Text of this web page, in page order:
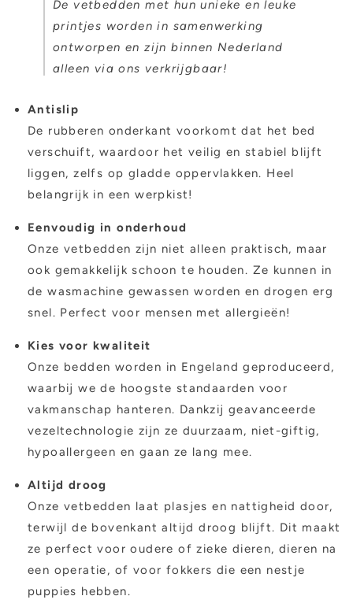
De vetbedden met hun unieke en leuke
printjes worden in samenwerking
ontworpen en zijn binnen Nederland
alleen via ons verkrijgbaar!
Antislip
De rubberen onderkant voorkomt dat het bed
verschuift, waardoor het veilig en stabiel blijft
liggen, zelfs op gladde oppervlakken. Heel
belangrijk in een werpkist!
Eenvoudig in onderhoud
Onze vetbedden zijn niet alleen praktisch, maar
ook gemakkelijk schoon te houden. Ze kunnen in
de wasmachine gewassen worden en drogen erg
snel. Perfect voor mensen met allergieën!
Kies voor kwaliteit
Onze bedden worden in Engeland geproduceerd,
waarbij we de hoogste standaarden voor
vakmanschap hanteren. Dankzij geavanceerde
vezeltechnologie zijn ze duurzaam, niet-giftig,
hypoallergeen en gaan ze lang mee.
Altijd droog
Onze vetbedden laat plasjes en nattigheid door,
terwijl de bovenkant altijd droog blijft. Dit maakt
ze perfect voor oudere of zieke dieren, dieren na
een operatie, of voor fokkers die een nestje
puppies hebben.